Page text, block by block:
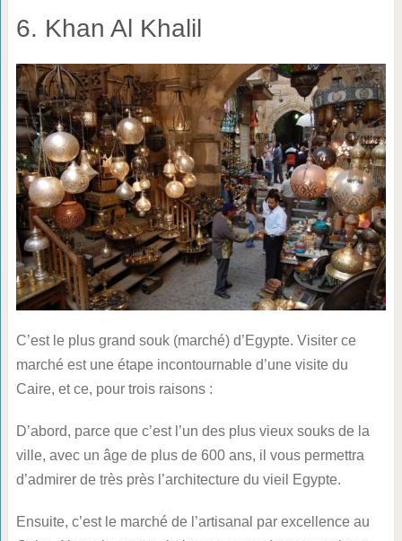
6. Khan Al Khalil
C’est le plus grand souk (marché) d’Egypte. Visiter ce
marché est une étape incontournable d’une visite du
Caire, et ce, pour trois raisons :
D’abord, parce que c’est l’un des plus vieux souks de la
ville, avec un âge de plus de 600 ans, il vous permettra
d’admirer de très près l’architecture du vieil Egypte.
Ensuite, c’est le marché de l’artisanal par excellence au